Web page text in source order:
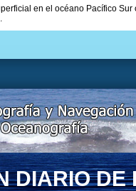
en el océano Pacífico
DIARIO DE